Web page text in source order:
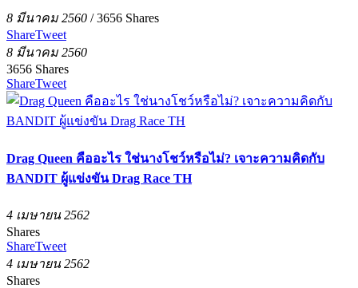
8 มีนาคม 2560 /3656 Shares
ShareTweet
8 มีนาคม 2560
3656 Shares
ShareTweet
Drag Queen คืออะไร ใช่นางโชว์หรือไม่? เจาะความคิดกับ
BANDIT ผู้แข่งขัน Drag Race TH
4 เมษายน 2562
Shares
ShareTweet
4 เมษายน 2562
Shares